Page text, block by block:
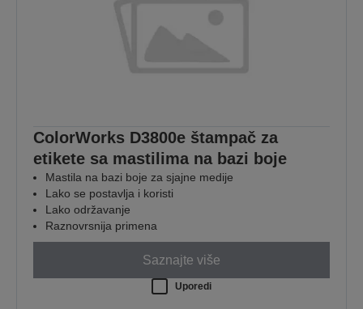
ColorWorks D3800e štampač za
etikete sa mastilima na bazi boje
Mastila na bazi boje za sjajne medije
Lako se postavlja i koristi
Lako održavanje
Raznovrsnija primena
Saznajte više
Uporedi